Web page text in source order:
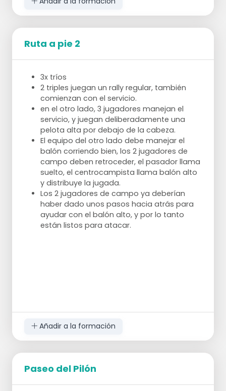
Ruta a pie 2
3x tríos
2 triples juegan un rally regular, también
comienzan con el servicio.
en el otro lado, 3 jugadores manejan el
servicio, y juegan deliberadamente una
pelota alta por debajo de la cabeza.
El equipo del otro lado debe manejar el
balón corriendo bien, los 2 jugadores de
campo deben retroceder, el pasador llama
suelto, el centrocampista llama balón alto
y distribuye la jugada.
Los 2 jugadores de campo ya deberían
haber dado unos pasos hacia atrás para
ayudar con el balón alto, y por lo tanto
están listos para atacar.
Añadir a la formación
Paseo del Pilón